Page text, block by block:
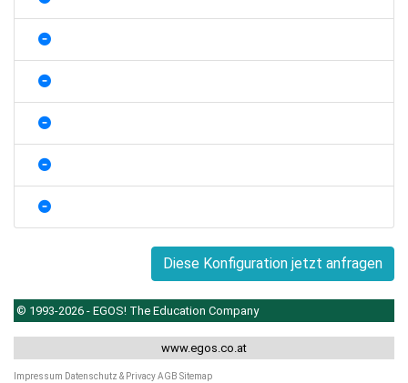
Diese Konfiguration jetzt anfragen
© 1993-2026 - EGOS! The Education Company
www.egos.co.at
Impressum Datenschutz & PrivacyAGB Sitemap